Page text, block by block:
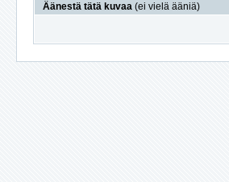
Äänestä tätä kuvaa (ei vielä ääniä)